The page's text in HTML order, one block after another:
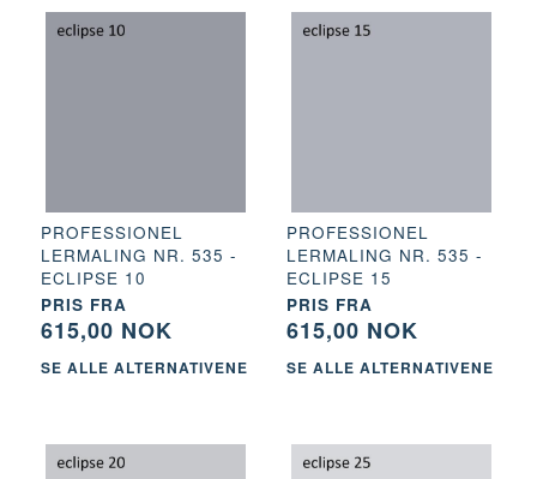
PROFESSIONEL
LERMALING NR. 535 -
ECLIPSE 10
PRIS FRA
615,00 NOK
SE ALLE ALTERNATIVENE
PROFESSIONEL
LERMALING NR. 535 -
ECLIPSE 15
PRIS FRA
615,00 NOK
SE ALLE ALTERNATIVENE